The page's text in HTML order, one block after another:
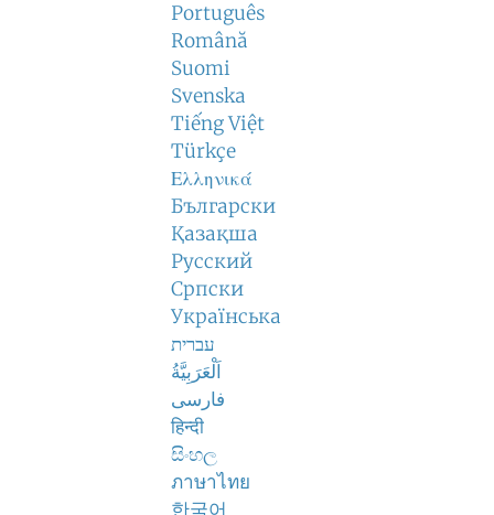
Português
Română
Suomi
Svenska
Tiếng Việt
Türkçe
Ελληνικά
Български
Қазақша
Русский
Српски
Українська
עברית
اَلْعَرَبِيَّةُ
فارسی
हिन्दी
සිංහල
ภาษาไทย
한국어